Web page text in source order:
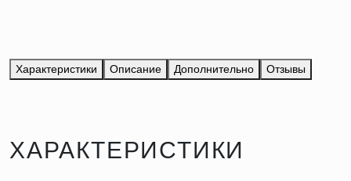
Характеристики Описание Дополнительно Отзывы
ХАРАКТЕРИСТИКИ